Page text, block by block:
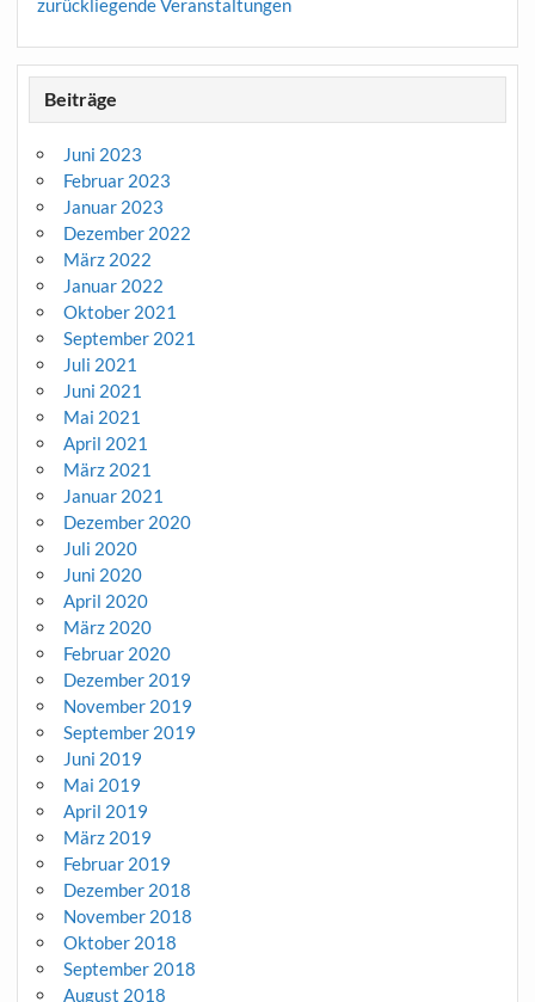
zurückliegende Veranstaltungen
Beiträge
Juni 2023
Februar 2023
Januar 2023
Dezember 2022
März 2022
Januar 2022
Oktober 2021
September 2021
Juli 2021
Juni 2021
Mai 2021
April 2021
März 2021
Januar 2021
Dezember 2020
Juli 2020
Juni 2020
April 2020
März 2020
Februar 2020
Dezember 2019
November 2019
September 2019
Juni 2019
Mai 2019
April 2019
März 2019
Februar 2019
Dezember 2018
November 2018
Oktober 2018
September 2018
August 2018